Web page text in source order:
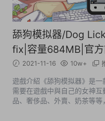
舔狗模拟器/Dog
fix|容量684MB|官方
2021-11-16 10w+
遊戲介紹《舔狗模拟器》是
需要在遊戲中與自己的女神
品、奢侈品、外賣、奶茶等